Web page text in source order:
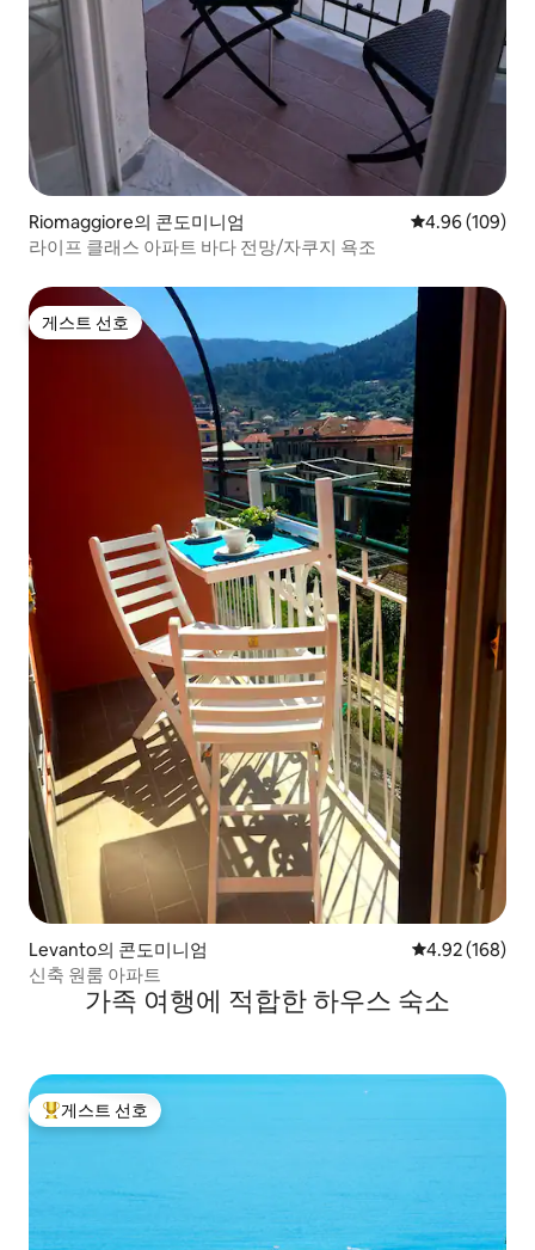
Riomaggiore의 콘도미니엄 평점 4.96점(5
4.96 (109)
라이프 클래스 아파트 바다 전망/자쿠지 욕조
게스트 선호
게스트 선호
Levanto의 콘도미니엄 평점 4.92점(5
4.92 (168)
신축 원룸 아파트
가족 여행에 적합한 하우스 숙소
상위 게스트 선호
게스트 선호